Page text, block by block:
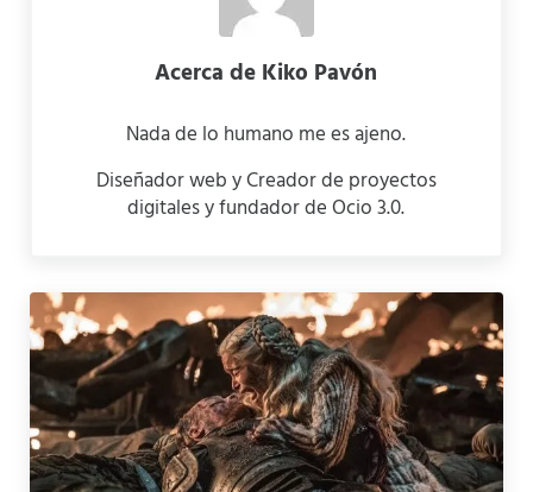
Acerca de Kiko Pavón
Nada de lo humano me es ajeno.
Diseñador web y Creador de proyectos
digitales y fundador de Ocio 3.0.